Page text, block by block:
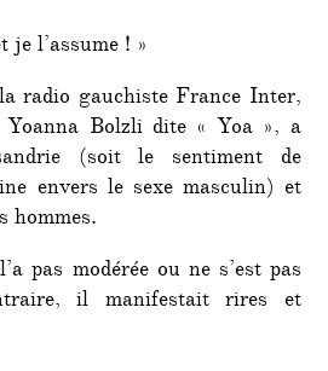
est
je l’assume ! »
radio gauchiste France Inter,
Yoanna Bolzli dite « Yoa », a
(soit le sentiment de
envers le sexe masculin) et
hommes.
pas modérée ou ne s’est pas
il manifestait rires et